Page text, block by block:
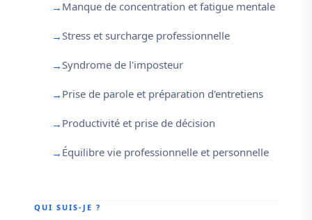
Manque de concentration et fatigue mentale
Stress et surcharge professionnelle
Syndrome de l'imposteur
Prise de parole et préparation d'entretiens
Productivité et prise de décision
Équilibre vie professionnelle et personnelle
QUI SUIS-JE ?